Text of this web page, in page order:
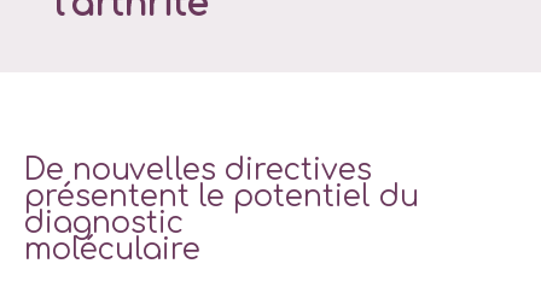
De nouvelles directives
présentent le potentiel du
diagnostic
moléculaire